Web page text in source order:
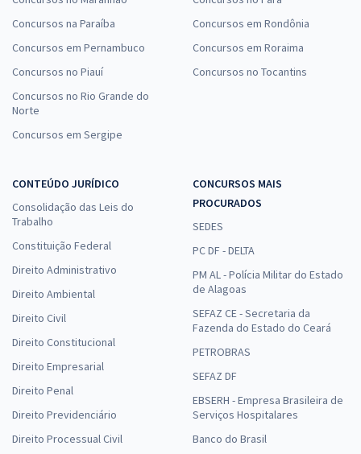
Concursos na Paraíba
Concursos em Pernambuco
Concursos no Piauí
Concursos no Rio Grande do
Norte
Concursos em Sergipe
Concursos em Rondônia
Concursos em Roraima
Concursos no Tocantins
CONTEÚDO JURÍDICO
Consolidação das Leis do
Trabalho
Constituição Federal
Direito Administrativo
Direito Ambiental
Direito Civil
Direito Constitucional
Direito Empresarial
Direito Penal
Direito Previdenciário
Direito Processual Civil
CONCURSOS MAIS
PROCURADOS
SEDES
PC DF - DELTA
PM AL - Polícia Militar do Estado
de Alagoas
SEFAZ CE - Secretaria da
Fazenda do Estado do Ceará
PETROBRAS
SEFAZ DF
EBSERH - Empresa Brasileira de
Serviços Hospitalares
Banco do Brasil